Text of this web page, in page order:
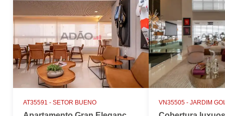
AT35591 - SETOR BUENO VN35505 - JARDIM